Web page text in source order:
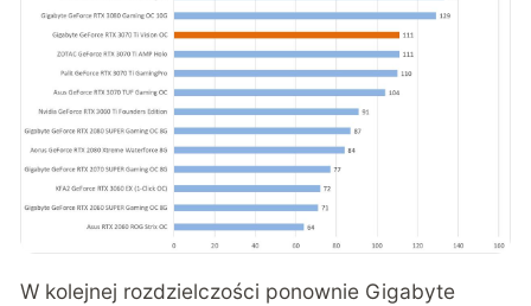
W kolejnej rozdzielczości ponownie Gigabyte